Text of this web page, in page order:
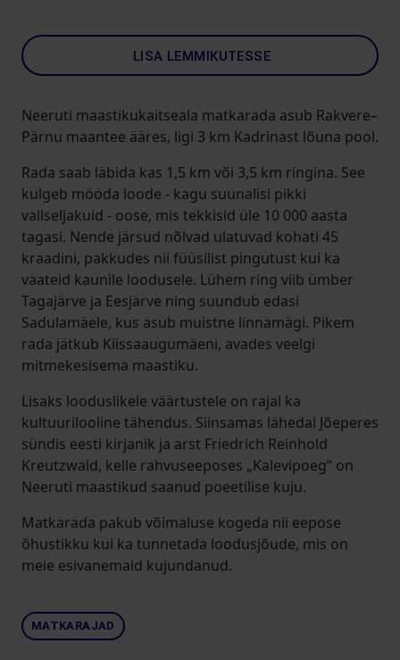
LISA LEMMIKUTESSE
Neeruti maastikukaitseala matkarada asub Rakvere–
Pärnu maantee ääres, ligi 3 km Kadrinast lõuna pool.
Rada saab läbida kas 1,5 km või 3,5 km ringina. See
kulgeb mööda loode - kagu suunalisi pikki
vallseljakuid - oose, mis tekkisid üle 10 000 aasta
tagasi. Nende järsud nõlvad ulatuvad kohati 45
kraadini, pakkudes nii füüsilist pingutust kui ka
vaateid kaunile loodusele. Lühem ring viib ümber
Tagajärve ja Eesjärve ning suundub edasi
Sadulamäele, kus asub muistne linnamägi. Pikem
rada jätkub Kiissaaugumäeni, avades veelgi
mitmekesisema maastiku.
Lisaks looduslikele väärtustele on rajal ka
kultuurilooline tähendus. Siinsamas lähedal Jõeperes
sündis eesti kirjanik ja arst Friedrich Reinhold
Kreutzwald, kelle rahvuseeposes „Kalevipoeg“ on
Neeruti maastikud saanud poeetilise kuju.
Matkarada pakub võimaluse kogeda nii eepose
õhustikku kui ka tunnetada loodusjõude, mis on
meie esivanemaid kujundanud.
MATKARAJAD